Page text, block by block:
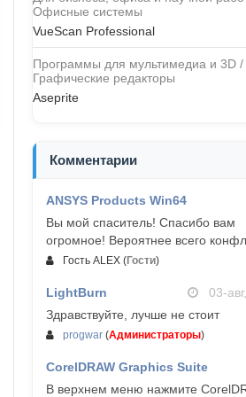
Офисные системы
VueScan Professional
Программы для мультимедиа и 3D /
Графические редакторы
Aseprite
Комментарии
ANSYS Products Win64
Вы мой спаситель! Спасибо вам
огромное! Вероятнее всего
Гость ALEX (Гости)
LightBurn
03-
Здравствуйте, лучше не стоит
progwar (Администраторы)
CorelDRAW Graphics Suite
03-
В верхнем меню нажмите